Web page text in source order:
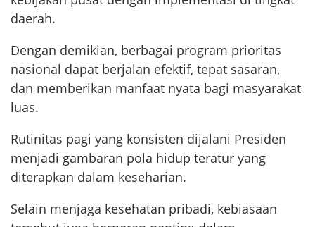
daerah.
Dengan demikian, berbagai program prioritas
nasional dapat berjalan efektif, tepat sasaran,
dan memberikan manfaat nyata bagi masyarakat
luas.
Rutinitas pagi yang konsisten dijalani Presiden
menjadi gambaran pola hidup teratur yang
diterapkan dalam keseharian.
Selain menjaga kesehatan pribadi, kebiasaan